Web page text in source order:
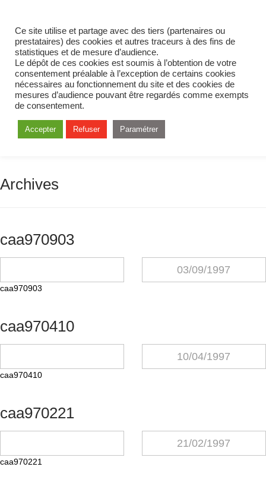
Archives
caa970903
03/09/1997
caa970903
caa970410
10/04/1997
caa970410
caa970221
21/02/1997
caa970221
Ce site utilise et partage avec des tiers (partenaires ou
prestataires) des cookies et autres traceurs à des fins de
statistiques et de mesure d’audience.
Le dépôt de ces cookies est soumis à l’obtention de votre
consentement préalable à l’exception de certains cookies
nécessaires au fonctionnement du site et des cookies de
mesures d’audience pouvant être regardés comme exempts
de consentement.
Accepter Refuser Paramétrer